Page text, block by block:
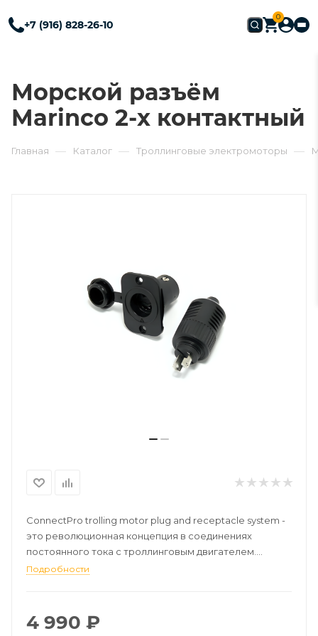
+7 (916) 828-26-10
0
Морской разъём
Marinco 2-х контактный
Главная — Каталог — Троллинговые электромоторы —
ConnectPro trolling motor plug and receptacle system -
это революционная концепция в соединениях
постоянного тока с троллинговым двигателем.
Превосходная пропускная способность
сокращают срок службы батареи. Система
ConnectPro также имеет фиксирующую вилку и
Подробности
4 990 ₽